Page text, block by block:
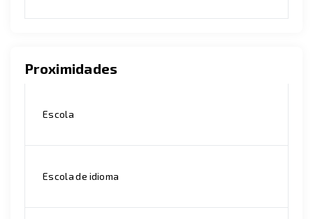
Proximidades
Escola
Escola de idioma